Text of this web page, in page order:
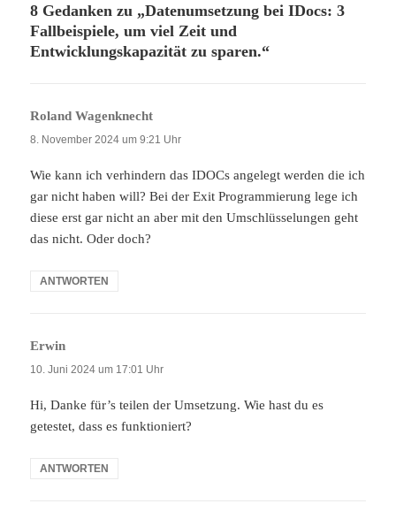
8 Gedanken zu „Datenumsetzung bei IDocs: 3
Fallbeispiele, um viel Zeit und
Entwicklungskapazität zu sparen.“
Roland Wagenknecht
8. November 2024 um 9:21 Uhr
Wie kann ich verhindern das IDOCs angelegt werden die ich
gar nicht haben will? Bei der Exit Programmierung lege ich
diese erst gar nicht an aber mit den Umschlüsselungen geht
das nicht. Oder doch?
ANTWORTEN
Erwin
10. Juni 2024 um 17:01 Uhr
Hi, Danke für’s teilen der Umsetzung. Wie hast du es
getestet, dass es funktioniert?
ANTWORTEN